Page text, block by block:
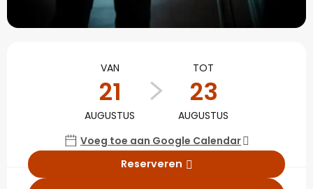
Openingstijden en
VAN
21
AUGUSTUS
TOT
23
AUGUSTUS
Voeg toe aan Google Calendar
Reserveren